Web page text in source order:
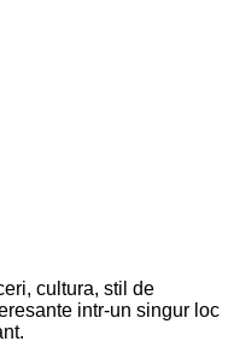
cultura, stil de
intr-un singur loc